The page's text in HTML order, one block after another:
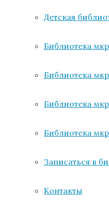
Детская
Библиотека
Библиотека
Библиотека
Библиотека
Записаться в
Контакты